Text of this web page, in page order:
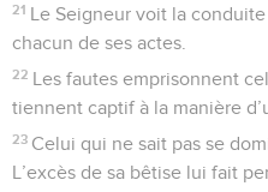
21 Le Seigneur voit la
chacun de ses actes.
22 Les fautes emprisonnent
tiennent captif à la manière
23 Celui qui ne sait pas se
L’excès de sa bêtise lui fait